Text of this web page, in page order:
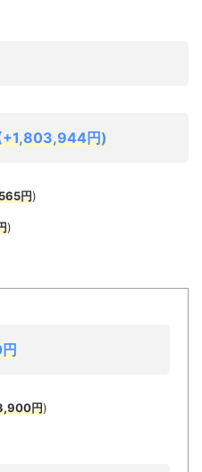
円)
円)
)
円)